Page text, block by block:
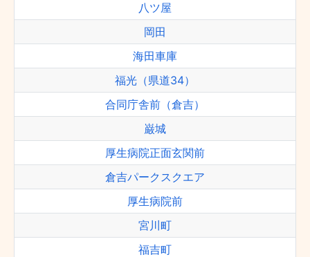
八ツ屋
岡田
海田車庫
福光（県道34）
合同庁舎前（倉吉）
巌城
厚生病院正面玄関前
倉吉パークスクエア
厚生病院前
宮川町
福吉町